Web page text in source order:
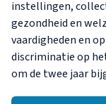
instellingen,
gezondheid en
vaardigheden en
discriminatie op
om de twee jaar